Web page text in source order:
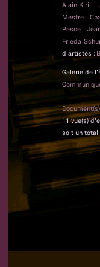
Alain Kirili |
Mestre |
Pesce |
Frieda
d'artistes :
Galerie de
11 vue(s)
soit un total